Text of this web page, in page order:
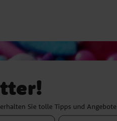
Sie tolle Tipps und Angebote